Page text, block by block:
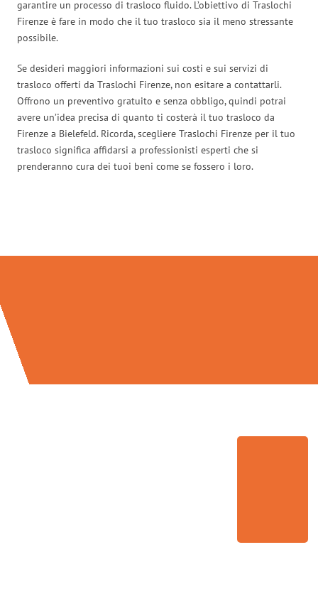
garantire un processo di trasloco fluido. L’obiettivo di Traslochi
Firenze è fare in modo che il tuo trasloco sia il meno stressante
possibile.
Se desideri maggiori informazioni sui costi e sui servizi di
trasloco offerti da Traslochi Firenze, non esitare a contattarli.
Offrono un preventivo gratuito e senza obbligo, quindi potrai
avere un’idea precisa di quanto ti costerà il tuo trasloco da
Firenze a Bielefeld. Ricorda, scegliere Traslochi Firenze per il tuo
trasloco significa affidarsi a professionisti esperti che si
prenderanno cura dei tuoi beni come se fossero i loro.